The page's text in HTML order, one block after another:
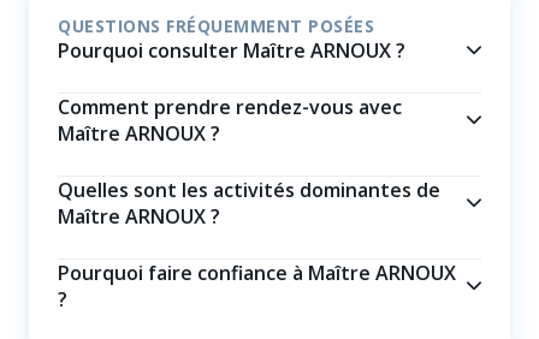
QUESTIONS FRÉQUEMMENT POSÉES
Pourquoi consulter Maître ARNOUX ?
Comment prendre rendez-vous avec
Maître ARNOUX ?
Quelles sont les activités dominantes de
Maître ARNOUX ?
Pourquoi faire confiance à Maître ARNOUX
?